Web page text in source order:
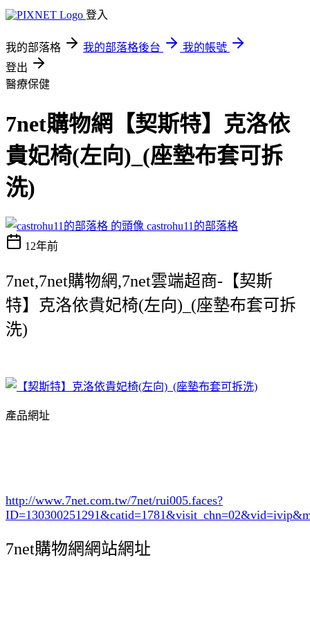
登入
我的部落格 我的部落格後台
我的帳號
登出
醫療保健
7net購物網【契斯特】克洛依
貴妃椅(左向)_(座墊布套可拆
洗)
castrohu11的部落格
12年前
7net,7net購物網,7net雲端超商-【契斯
特】克洛依貴妃椅(左向)_(座墊布套可拆
洗)
產品網址
http://www.7net.com.tw/7net/rui005.faces?
ID=130300251291&catid=1781
7net購物網網站網址